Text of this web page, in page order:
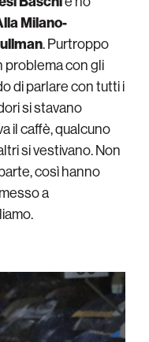
Milano-
. Purtroppo
problema con gli
di parlare con tutti i
si stavano
il caffè, qualcuno
si vestivano. Non
così hanno
a